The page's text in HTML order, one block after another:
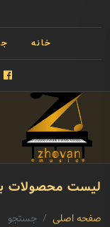
خانه
لیست محصولات
صفحه اصلی جستجو